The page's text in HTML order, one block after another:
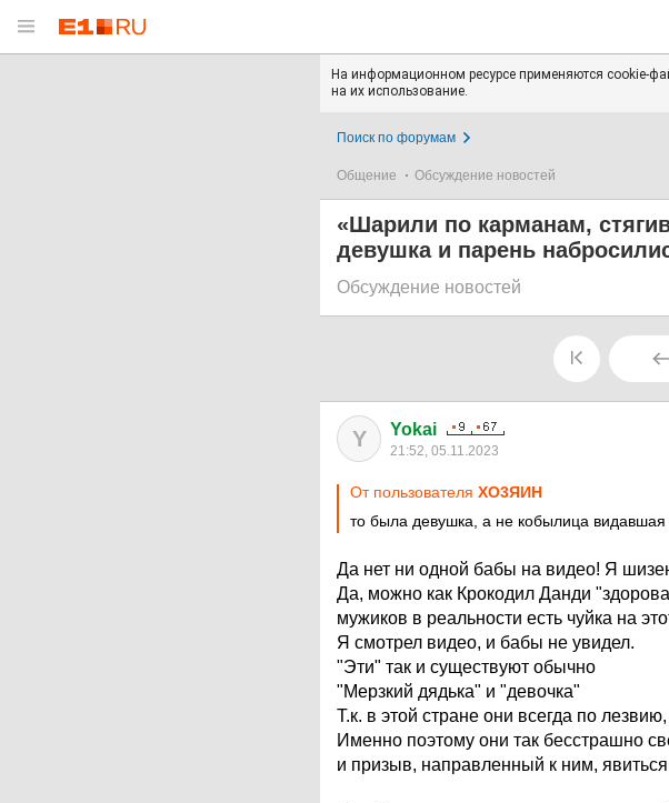
На информационном ресурсе применяются cookie-
на их использование.
Поиск по форумам
Общение Обсуждение новостей
«Шарили по карманам,
девушка и парень
Обсуждение новостей
Y Yokai
21:52, 05.11.2023
От пользователя XО3ЯИH
то была девушка, а не кобылица
Да нет ни одной бабы на видео! Я
Да, можно как Крокодил Данди
мужиков в реальности есть чуйка на
Я смотрел видео, и бабы не увидел.
"Эти" так и существуют обычно
"Мерзкий дядька" и "девочка"
Т.к. в этой стране они всегда по
Именно поэтому они так бесстрашно
и призыв, направленный к ним,